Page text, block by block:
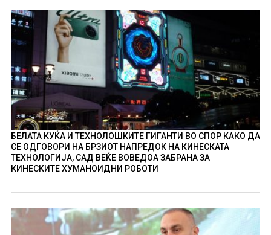
БЕЛАТА КУЌА И ТЕХНОЛОШКИТЕ ГИГАНТИ ВО СПОР КАКО ДА
СЕ ОДГОВОРИ НА БРЗИОТ НАПРЕДОК НА КИНЕСКАТА
ТЕХНОЛОГИЈА, САД ВЕЌЕ ВОВЕДОА ЗАБРАНА ЗА
КИНЕСКИТЕ ХУМАНОИДНИ РОБОТИ